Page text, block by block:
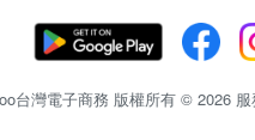
台灣電子商務 版權所有 © 2026